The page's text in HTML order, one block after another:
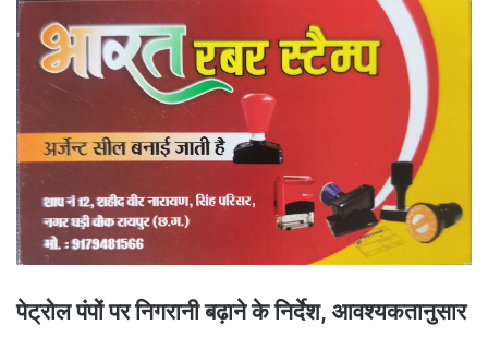
पेट्रोल पंपों पर निगरानी बढ़ाने के निर्देश, आवश्यकतानुसार